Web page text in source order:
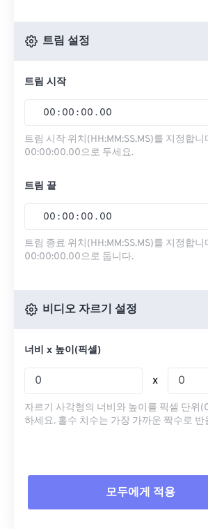
트림 설정
트림 시작
00 : 00 : 00 . 00
트림 시작 위치(HH:MM:SS.MS)를 지정합
00:00:00.00으로 두세요.
트림 끝
00 : 00 : 00 . 00
트림 종료 위치(HH:MM:SS.MS)를 지정합
00:00:00.00으로 둡니다.
비디오 자르기 설정
너비 x 높이(픽셀)
x
자르기 사각형의 너비와 높이를 픽셀 단위
하세요. 홀수 치수는 가장 가까운 짝수로 반
모두에게 적용